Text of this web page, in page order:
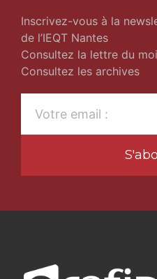
Inscrivez-vous à la
de l’IEQT Nantes
Consultez la lettre du
Consultez les archives